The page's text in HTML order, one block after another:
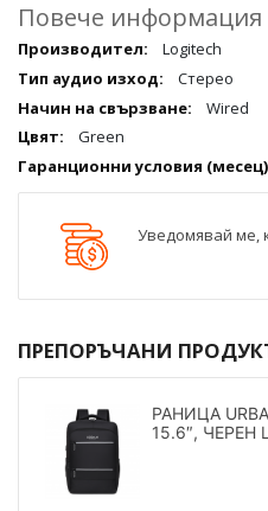
Повече информация
Повече
информация
Logitech
Стерео
Wired
Green
Уведомявай ме,
ПРЕПОРЪЧАНИ
РАНИЦА
15.6″, ЧЕРЕН